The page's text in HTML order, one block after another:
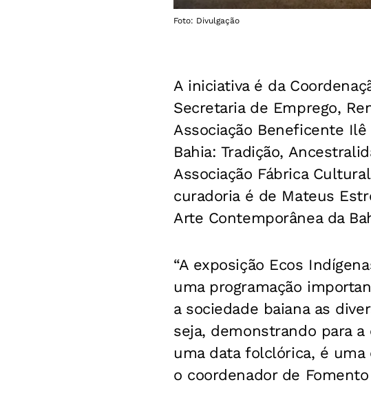
Foto: Divulgação
A iniciativa é da
Secretaria de Emprego,
Associação Beneficente
Bahia: Tradição,
Associação Fábrica
curadoria é de Mateus
Arte Contemporânea da
“A exposição Ecos
uma programação
a sociedade baiana as
seja, demonstrando para
uma data folclórica, é
o coordenador de